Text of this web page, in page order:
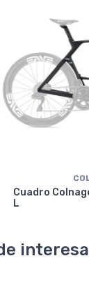
Cuadro
L